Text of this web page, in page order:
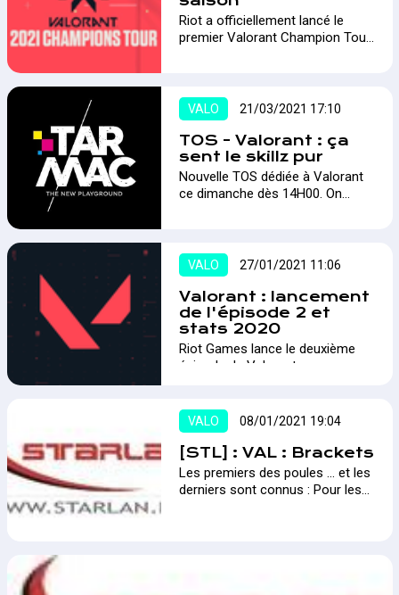
Riot a officiellement lancé le
premier Valorant Champion Tour
évènement depuis la sortie du
jeu !…
VALO 21/03/2021 17:10
TOS - Valorant : ça
sent le skillz pur
Nouvelle TOS dédiée à Valorant
ce dimanche dès 14H00. On
VALO 27/01/2021 11:06
Valorant : lancement
de l'épisode 2 et
stats 2020
Riot Games lance le deuxième
épisode de Valorant…
VALO 08/01/2021 19:04
[STL] : VAL : Brackets
Les premiers des poules ... et les
derniers sont connus : Pour les